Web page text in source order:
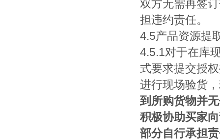
双方无需再签
担违约责任。
4.5产品资源提
4.5.1对于在库
式要求提交授
进行现场验货，
到所购货物并
积极协助买家
部分自行承担